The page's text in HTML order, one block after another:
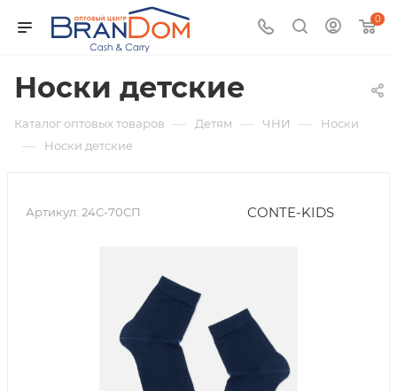
0
Носки детские
Каталог оптовых товаров — Детям — ЧНИ — Носки
— Носки детские
Артикул: 24С-70СП CONTE-KIDS